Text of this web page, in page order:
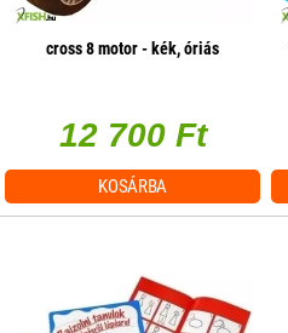
cross 8 motor - kék, óriás
12 700 Ft
KOSÁRBA